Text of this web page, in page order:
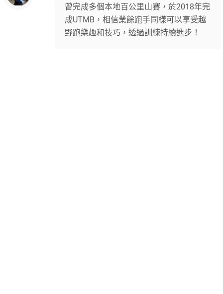
曾完成多個本地百公里山賽，於2018年完
成UTMB，相信業餘跑手同樣可以享受越
野跑樂趣和技巧，透過訓練持續進步！